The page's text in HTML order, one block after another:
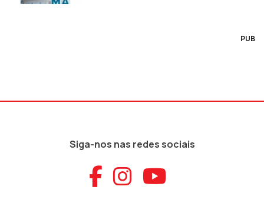
PUB
Siga-nos nas redes sociais
Aceder ao
Aceder ao
Aceder